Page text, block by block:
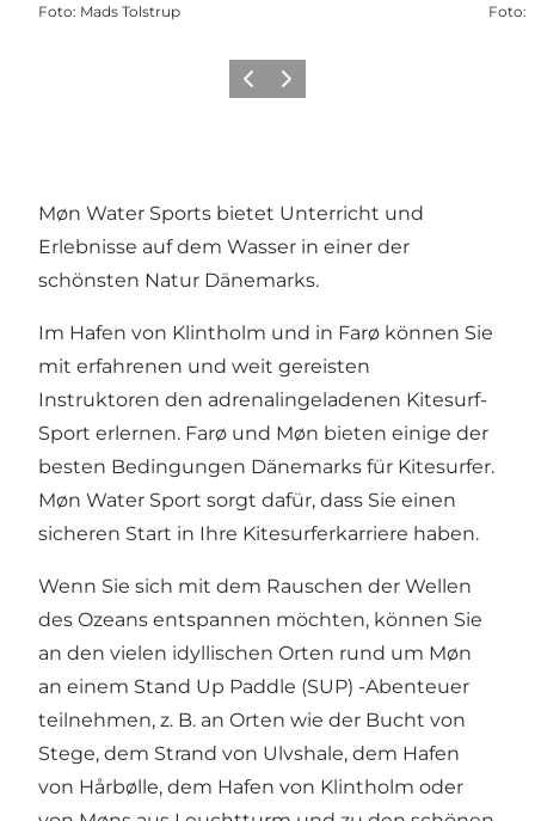
Foto: Mads Tolstrup Foto:
ZurückWeiter
Møn Water Sports bietet Unterricht und
Erlebnisse auf dem Wasser in einer der
schönsten Natur Dänemarks.
Im Hafen von Klintholm und in Farø können Sie
mit erfahrenen und weit gereisten
Instruktoren den adrenalingeladenen Kitesurf-
Sport erlernen. Farø und Møn bieten einige der
besten Bedingungen Dänemarks für Kitesurfer.
Møn Water Sport sorgt dafür, dass Sie einen
sicheren Start in Ihre Kitesurferkarriere haben.
Wenn Sie sich mit dem Rauschen der Wellen
des Ozeans entspannen möchten, können Sie
an den vielen idyllischen Orten rund um Møn
an einem Stand Up Paddle (SUP) -Abenteuer
teilnehmen, z. B. an Orten wie der Bucht von
Stege, dem Strand von Ulvshale, dem Hafen
von Hårbølle, dem Hafen von Klintholm oder